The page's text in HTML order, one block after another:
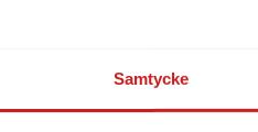
Samtycke